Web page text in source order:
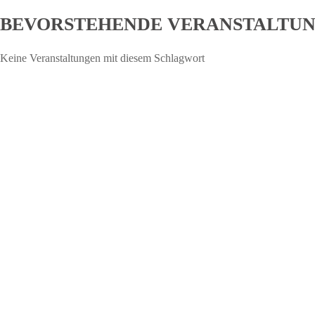
BEVORSTEHENDE
Keine Veranstaltungen mit diesem Schlagwort